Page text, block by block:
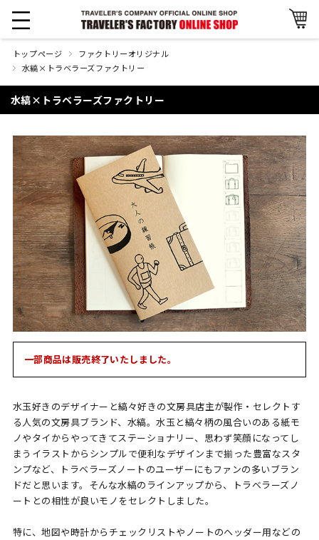
トップページ
ファクトリーオリジナル
水縞×トラベラーズファクトリー
水縞×トラベラーズファクトリー
一部商品は販売終了いたしました。
水玉好きのデザイナーと縞々好きの文房具店主が製作・セレクトす
る人気の文房具ブランド、水縞。水玉と縞々柄の風合いのある紙モ
ノやタイからやってきてステーショナリー、思わず笑顔になってし
まうイラストからシンプルで便利なデザインまで揃った豊富なスタ
ンプなど、トラベラーズノートのユーザーにもファンの多いブラン
ドだと思います。そんな水縞のラインアップから、トラベラーズノ
ートとの相性が良いモノをセレクトしました。
特に、地図や時計からチェックリストやノートのヘッダー用などの